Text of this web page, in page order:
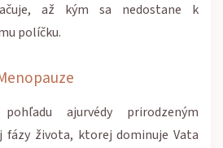
až kým sa nedostane k
políčku.
ajurvédy prirodzeným
fázy života, ktorej dominuje Vata